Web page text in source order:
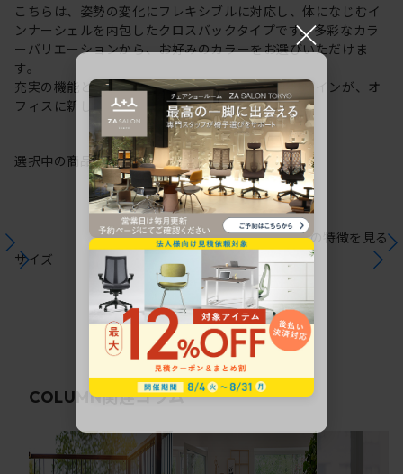
こちらは、姿勢の変化にフレキシブルに対応し、体になじむイ
ンナーシェルを内包したクロスバックタイプです。多彩なカラ
ーバリエーションから、お好みのカラーをお選びいただけま
す。
充実の機能と一体となった透明感のある美しいデザインが、オ
フィスに新しい風を運びます。
選択中の商品情報保証注意事項
サイズ
シリーズの特徴を見る
COLUMN関連コラム
×